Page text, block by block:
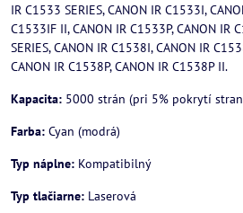
IR C1533 SERIES, CANON IR C1533I,
C1533IF II, CANON IR C1533P, CANON IR
SERIES, CANON IR C1538I, CANON IR
CANON IR C1538P, CANON IR C1538P II.
Kapacita: 5000 strán (pri 5% pokrytí
Farba: Cyan (modrá)
Typ náplne: Kompatibilný
Typ tlačiarne: Laserová